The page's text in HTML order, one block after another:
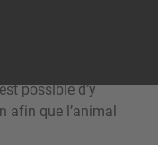
possible d’y
afin que l’animal